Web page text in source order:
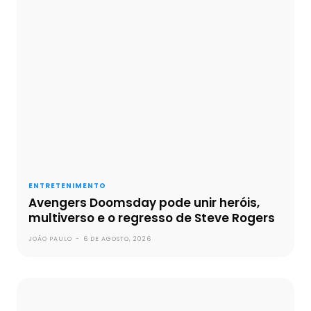
ENTRETENIMENTO
Avengers Doomsday pode unir heróis,
multiverso e o regresso de Steve Rogers
JOÃO PAULO - 6 DE AGOSTO, 2026